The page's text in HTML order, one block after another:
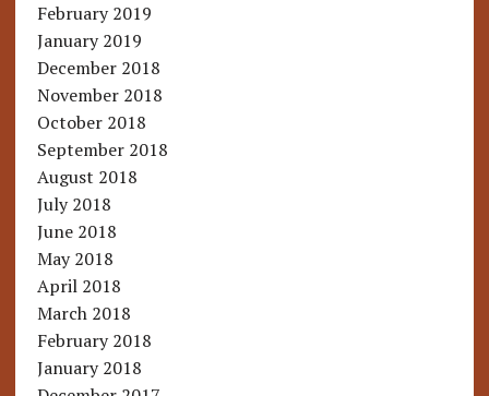
February 2019
January 2019
December 2018
November 2018
October 2018
September 2018
August 2018
July 2018
June 2018
May 2018
April 2018
March 2018
February 2018
January 2018